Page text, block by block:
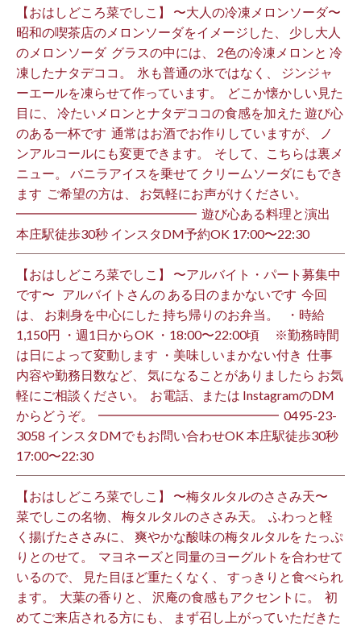
【おはしどころ菜でしこ】 〜大人の冷凍メロンソーダ〜 ⁡
昭和の喫茶店のメロンソーダをイメージした、 少し大人
のメロンソーダ ⁡ グラスの中には、 2色の冷凍メロンと 冷
凍したナタデココ。 ⁡ 氷も普通の氷ではなく、 ジンジャ
ーエールを凍らせて作っています。 ⁡ どこか懐かしい見た
目に、 冷たいメロンとナタデココの食感を加えた 遊び心
のある一杯です ⁡ 通常はお酒でお作りしていますが、 ノ
ンアルコールにも変更できます。 ⁡ そして、こちらは裏メ
ニュー。 バニラアイスを乗せて クリームソーダにもでき
ます ⁡ ご希望の方は、 お気軽にお声がけください。 ⁡
━━━━━━━━━━━━━━ ⁡ 遊び心ある料理と演出
本庄駅徒歩30秒 インスタDM予約OK 17:00〜22:30 ⁡
【おはしどころ菜でしこ】 〜アルバイト・パート募集中
です〜 ⁡ ⁡ アルバイトさんの ある日のまかないです ⁡ 今回
は、 お刺身を中心にした 持ち帰りのお弁当。 ⁡ ⁡ ・時給
1,150円 ・週1日からOK ・18:00〜22:00頃 ※勤務時間
は日によって変動します ・美味しいまかない付き ⁡ 仕事
内容や勤務日数など、 気になることがありましたら お気
軽にご相談ください。 ⁡ お電話、または InstagramのDM
からどうぞ。 ⁡ ━━━━━━━━━━━━━━ ⁡ ️0495-23-
3058 インスタDMでもお問い合わせOK 本庄駅徒歩30秒
17:00〜22:30 ⁡
【おはしどころ菜でしこ】 〜梅タルタルのささみ天〜 ⁡
菜でしこの名物、 梅タルタルのささみ天。 ⁡ ふわっと軽
く揚げたささみに、 爽やかな酸味の梅タルタルを たっぷ
りとのせて。 ⁡ マヨネーズと同量のヨーグルトを合わせて
いるので、 見た目ほど重たくなく、 すっきりと食べられ
ます。 ⁡ 大葉の香りと、 沢庵の食感もアクセントに。 ⁡ 初
めてご来店される方にも、 まず召し上がっていただきた